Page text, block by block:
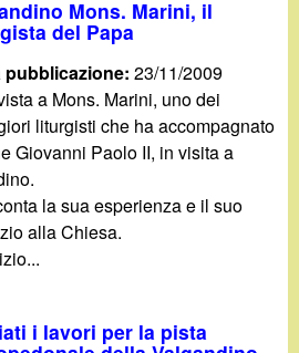
Mons. Marini, il
del Papa
pubblicazione:23/11/2009
a Mons. Marini, uno dei
liturgisti che ha accompagnato
Giovanni Paolo II, in visita a
la sua esperienza e il suo
alla Chiesa.
i lavori per la pista